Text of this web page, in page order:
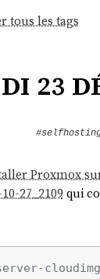
tous les tags
23
Proxmox
27_2109 qui